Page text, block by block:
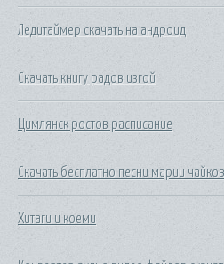
Ледитаймер скачать на андроид
Скачать книгу радов изгой
Цимлянск ростов расписание
Скачать бесплатно песни марии
Хитаги и коеми